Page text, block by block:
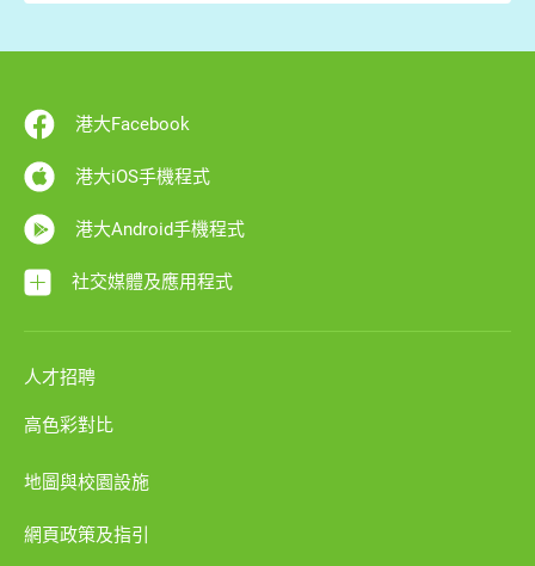
港大Facebook
港大iOS手機程式
港大Android手機程式
社交媒體及應用程式
人才招聘
高色彩對比
地圖與校園設施
網頁政策及指引